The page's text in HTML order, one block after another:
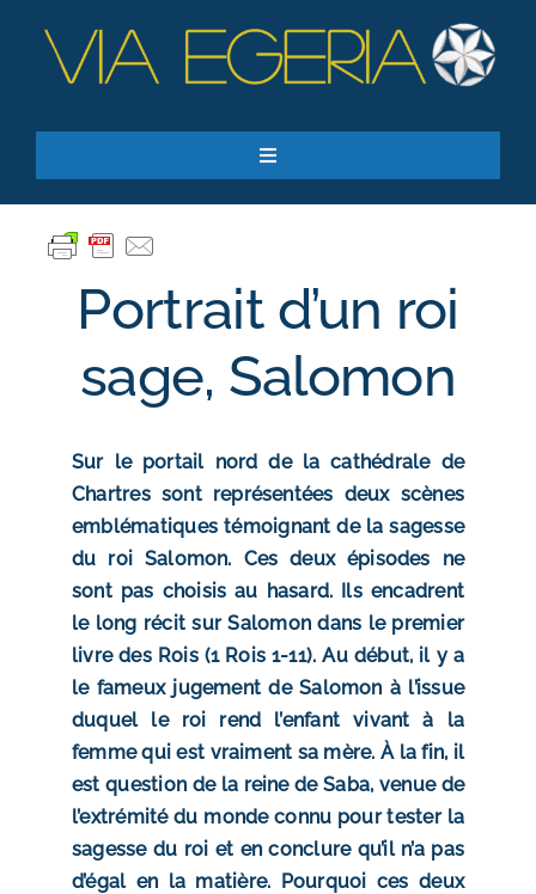
contenu
Toggle
Accueil
Ressources
Qui sommes-nous ?
RECHERCHER:
S’inscrire à la newsletter
Portrait d’un roi
sage, Salomon
Sur le portail nord de la cathédrale de
Chartres sont représentées deux scènes
emblématiques témoignant de la sagesse
du roi Salomon. Ces deux épisodes ne
sont pas choisis au hasard. Ils encadrent
le long récit sur Salomon dans le premier
livre des Rois (1 Rois 1-11). Au début, il y a
le fameux jugement de Salomon à l’issue
duquel le roi rend l’enfant vivant à la
femme qui est vraiment sa mère. À la fin, il
est question de la reine de Saba, venue de
l’extrémité du monde connu pour tester la
sagesse du roi et en conclure qu’il n’a pas
d’égal en la matière. Pourquoi ces deux